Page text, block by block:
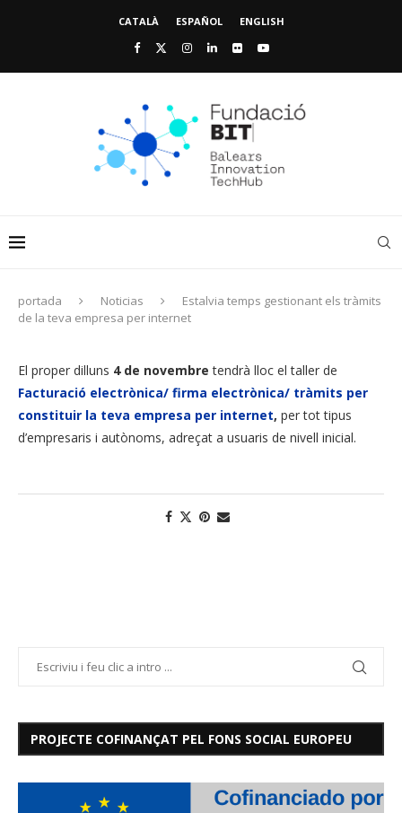
CATALÀ ESPAÑOL ENGLISH
portada Noticias
Estalvia temps gestionant els tràmits
de la teva empresa per internet
El proper dilluns 4 de novembre tendrà lloc el taller de
Facturació electrònica/ firma electrònica/ tràmits per
constituir la teva empresa per internet, per tot tipus
d’empresaris i autònoms, adreçat a usuaris de nivell inicial.
PROJECTE COFINANÇAT PEL FONS SOCIAL EUROPEU